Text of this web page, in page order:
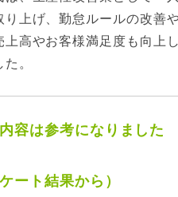
上げ、勤怠ルールの改善
高やお客様満足度も向上
。
容は参考になりました
ート結果から）